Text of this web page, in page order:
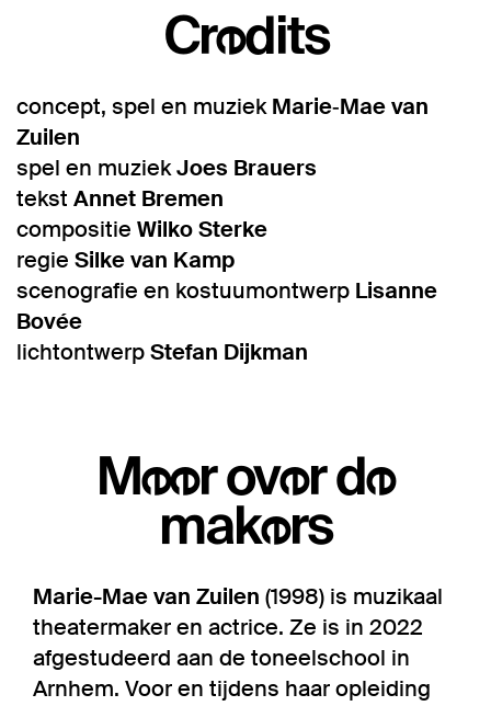
Credits
concept, spel en muziekMarie‑Mae van
Zuilen
spel en muziekJoes Brauers
tekst Annet Bremen
compositie Wilko Sterke
regie Silke van Kamp
scenografie en kostuumontwerp Lisanne
Bovée
lichtontwerpStefan Dijkman
Meer over de
makers
Marie-Mae van Zuilen (1998) is muzikaal
theatermaker en actrice. Ze is in 2022
afgestudeerd aan de toneelschool in
Arnhem. Voor en tijdens haar opleiding